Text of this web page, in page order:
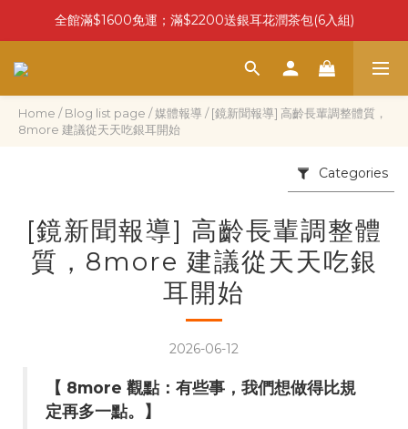
全館滿$1600免運；滿$2200送銀耳花潤茶包(6入組)
Home /Blog list page /媒體報導 /[鏡新聞報導] 高齡長輩調整體質，
8more 建議從天天吃銀耳開始
Categories
[鏡新聞報導] 高齡長輩調整體
質，8more 建議從天天吃銀
耳開始
2026-06-12
【 8more 觀點：有些事，我們想做得比規
定再多一點。】